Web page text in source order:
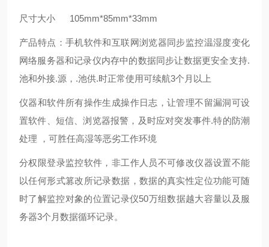
尺寸大小 105mm*85mm*33mm
产品特点：手机软件和互联网浏览器同步监控温湿度变化
网络服务器和记录仪内存中的数据同步让数据更安全支持.
池和外接.源，.池供.时正常使用可续航3个月以上
仪器和软件所有操作生成操作日志，让管理不留漏洞可设
置软件、短信、浏览器报警，及时应对突发事件.特的防潮
处理 ，可胜任高湿等恶劣工作环境
分权限登录监控软件，非工作人员不可修改仪器设置不能
以任何形式篡改所记录数据，数据的真实性定位功能可随
时了解监控对象的位置记录仪50万组数据越大容量以及服
务器3个月数据循环记录。